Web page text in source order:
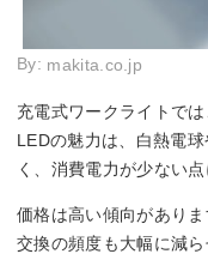
By: makita.co.jp
充電式ワークライトで
LEDの魅力は、白熱電
く、消費電力が少ない点
価格は高い傾向があり
交換の頻度も大幅に減